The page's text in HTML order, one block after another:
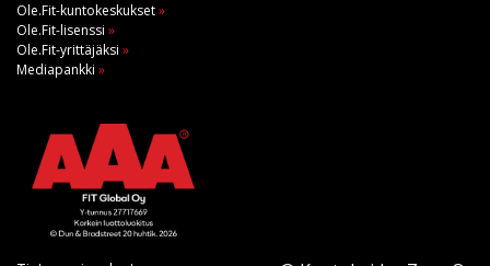
Ole.Fit-kuntokeskukset»
Ole.Fit-lisenssi »
Ole.Fit-yrittäjäksi »
Mediapankki »